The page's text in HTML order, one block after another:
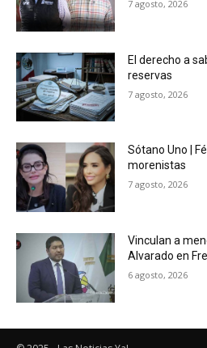
7 agosto, 2026
El derecho a
reservas
7 agosto, 2026
Sótano Uno |
morenistas
7 agosto, 2026
Vinculan a
Alvarado en
6 agosto, 2026